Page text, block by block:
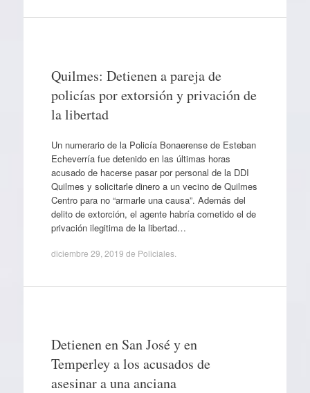
Quilmes: Detienen a pareja de
policías por extorsión y privación de
la libertad
Un numerario de la Policía Bonaerense de Esteban
Echeverría fue detenido en las últimas horas
acusado de hacerse pasar por personal de la DDI
Quilmes y solicitarle dinero a un vecino de Quilmes
Centro para no “armarle una causa”. Además del
delito de extorción, el agente habría cometido el de
privación ilegitima de la libertad…
diciembre 29, 2019 de Policiales.
Detienen en San José y en
Temperley a los acusados de
asesinar a una anciana